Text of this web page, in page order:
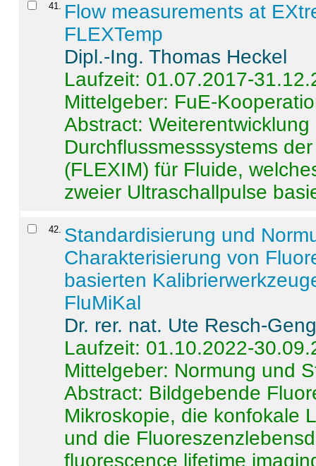
41. Flow measurements at
FLEXTemp
Dipl.-Ing. Thomas Heckel
Laufzeit: 01.07.2017-
Mittelgeber: FuE-
Abstract:
Durchflussmesssystems
(FLEXIM) für Fluide,
zweier Ultraschallpulse
42. Standardisierung und
Charakterisierung von
basierten
FluMiKal
Dr. rer. nat. Ute Resch-
Laufzeit: 01.10.2022-
Mittelgeber: Normung und
Abstract: Bildgebende
Mikroskopie, die konfokale
und die
fluorescence lifetime